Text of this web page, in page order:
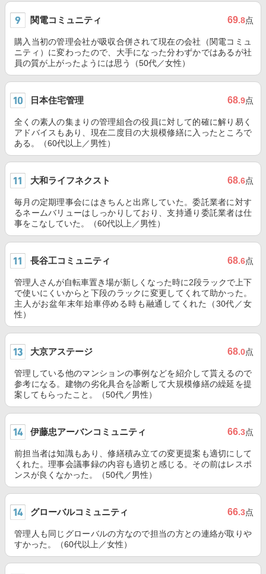
関電コミュニティ 69.8点
購入当初の管理会社が吸収合併されて現在の会社（関電コミュ
ニティ）に変わったので、大手になった分わずかではあるが社
員の質が上がったようには思う（50代／女性）
日本住宅管理 68.9点
全くの素人の集まりの管理組合の役員に対して的確に解り易く
アドバイスもあり、現在二度目の大規模修繕に入ったところで
ある。（60代以上／男性）
大和ライフネクスト 68.6点
毎月の定期理事会にはきちんと出席していた。委託業者に対す
るネームバリューはしっかりしており、支持通り委託業者は仕
事をこなしていた。（60代以上／男性）
長谷工コミュニティ 68.6点
管理人さんが自転車置き場が新しくなった時に2段ラックで上下
で使いにくいからと下段のラックに変更してくれて助かった。
主人がお盆年末年始車停める時も融通してくれた（30代／女
性）
大京アステージ 68.0点
管理している他のマンションの事例などを紹介して貰えるので
参考になる。建物の劣化具合を診断して大規模修繕の繰延を提
案してもらったこと。（50代／男性）
伊藤忠アーバンコミュニティ 66.3点
前担当者は知識もあり、修繕積み立ての変更提案も適切にして
くれた。理事会議事録の内容も適切と感じる。その前はレスポ
ンスが良くなかった。（50代／男性）
グローバルコミュニティ 66.3点
管理人も同じグローバルの方なので担当の方との連絡が取りや
すかった。（60代以上／女性）